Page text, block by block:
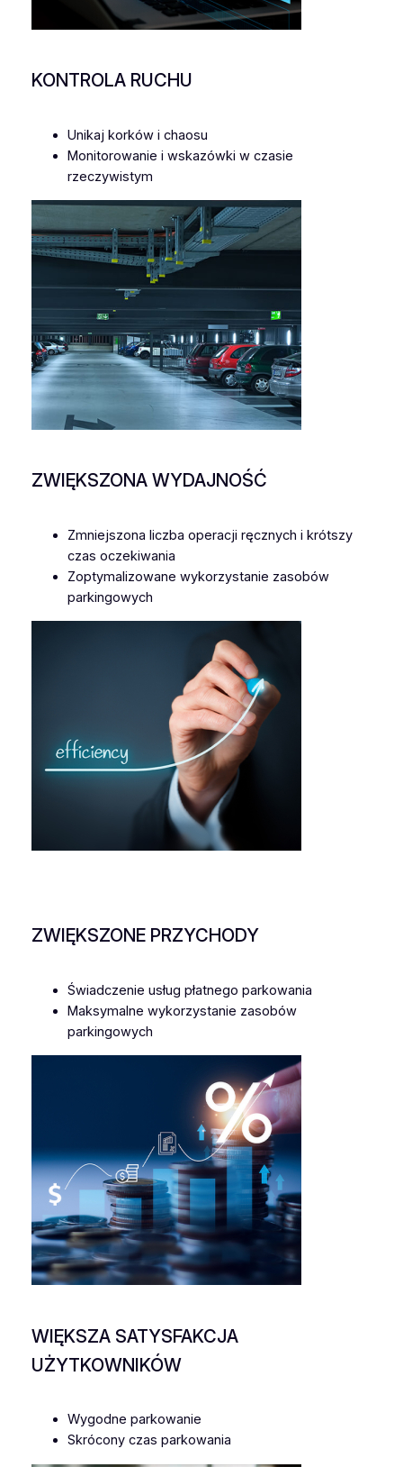
KONTROLA RUCHU
Unikaj korków i chaosu
Monitorowanie i wskazówki w czasie
rzeczywistym
ZWIĘKSZONA WYDAJNOŚĆ
Zmniejszona liczba operacji ręcznych i krótszy
czas oczekiwania
Zoptymalizowane wykorzystanie zasobów
parkingowych
ZWIĘKSZONE PRZYCHODY
Świadczenie usług płatnego parkowania
Maksymalne wykorzystanie zasobów
parkingowych
WIĘKSZA SATYSFAKCJA
UŻYTKOWNIKÓW
Wygodne parkowanie
Skrócony czas parkowania